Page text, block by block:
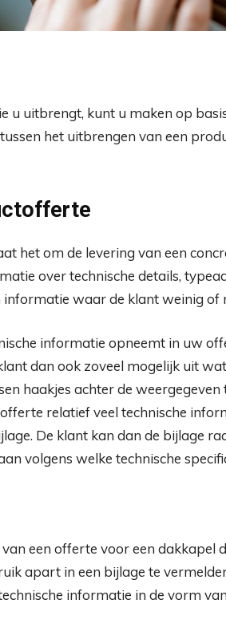
u uitbrengt, kunt u maken op
het uitbrengen van een
het om de levering van een
over technische details,
waar de klant weinig of
informatie opneemt in uw
dan ook zoveel mogelijk uit
haakjes achter de weergegeven
relatief veel technische
De klant kan dan de bijlage
volgens welke technische
een offerte voor een dakkapel
apart in een bijlage te
informatie in de vorm